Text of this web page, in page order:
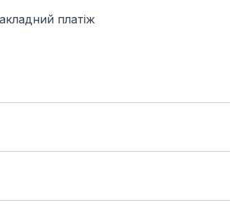
платіж
додаткового догляду для
- Гідролізований шовк — надає
ламкість і забезпечує глибоке